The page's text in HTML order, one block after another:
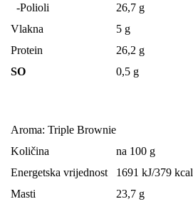
-Polioli
26,7 g
Vlakna
5 g
Protein
26,2 g
SO
0,5 g
Aroma: Triple Brownie
Količina
na 100 g
Energetska vrijednost
1691 kJ/379 kcal
Masti
23,7 g